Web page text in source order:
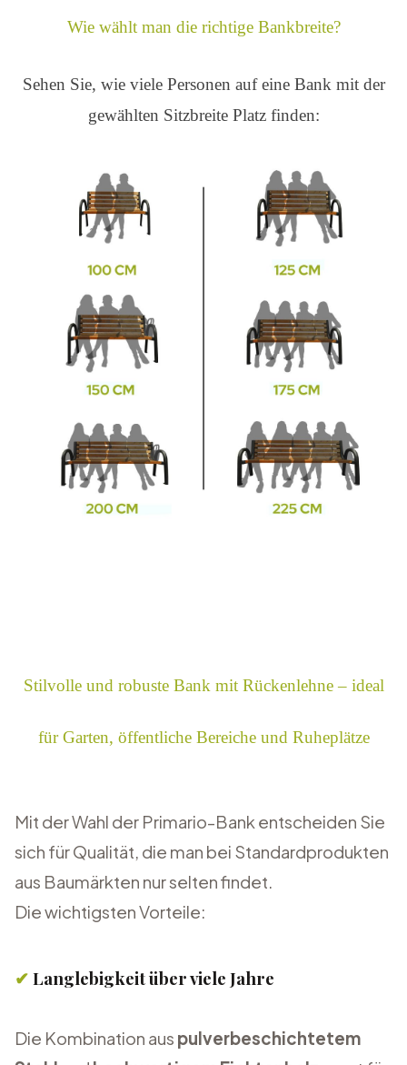
Wie wählt man die richtige Bankbreite?
Sehen Sie, wie viele Personen auf eine Bank mit der
gewählten Sitzbreite Platz finden:
Stilvolle und robuste Bank mit Rückenlehne – ideal
für Garten, öffentliche Bereiche und Ruheplätze
Mit der Wahl der Primario-Bank entscheiden Sie
sich für Qualität, die man bei Standardprodukten
aus Baumärkten nur selten findet.
Die wichtigsten Vorteile:
✔ Langlebigkeit über viele Jahre
Die Kombination aus pulverbeschichtetem